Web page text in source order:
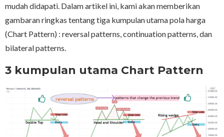
mudah didapati. Dalam artikel ini, kami akan memberikan
gambaran ringkas tentang tiga kumpulan utama pola harga
(Chart Pattern) : reversal patterns, continuation patterns, dan
bilateral patterns.
3 kumpulan utama Chart Pattern